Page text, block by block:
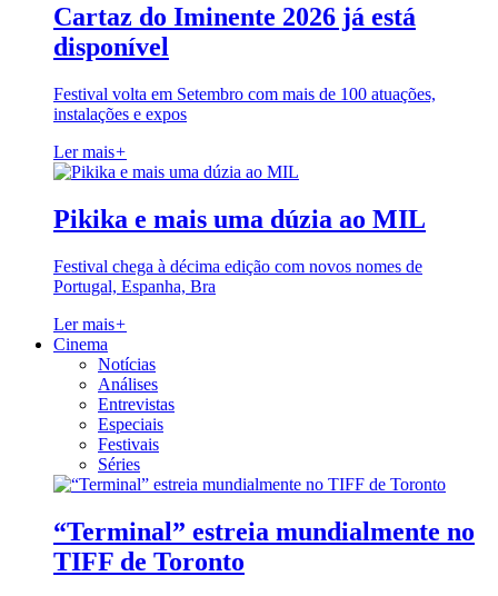
Cartaz do Iminente 2026 já está
disponível
Festival volta em Setembro com mais de 100 atuações,
instalações e expos
Ler mais+
Pikika e mais uma dúzia ao MIL
Festival chega à décima edição com novos nomes de
Portugal, Espanha, Bra
Ler mais+
Cinema
Notícias
Análises
Entrevistas
Especiais
Festivais
Séries
“Terminal” estreia mundialmente no
TIFF de Toronto